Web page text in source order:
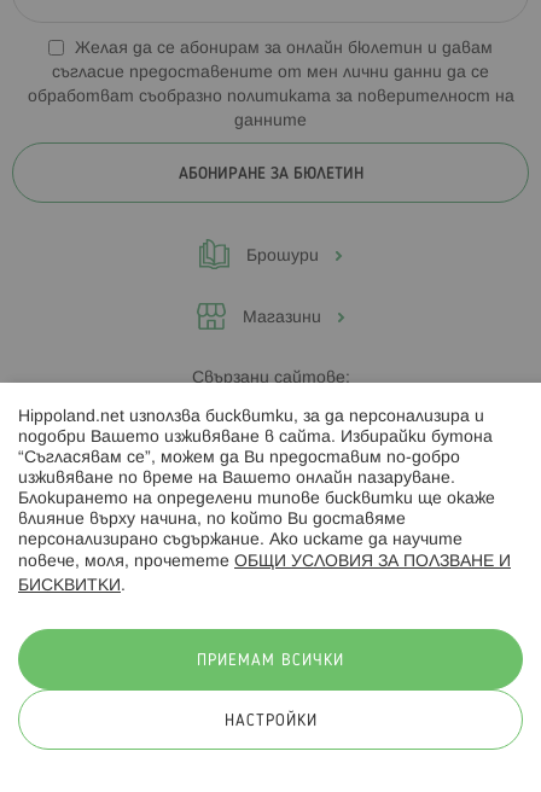
Желая да се абонирам за онлайн бюлетин и давам
съгласие предоставените от мен лични данни да се
обработват съобразно политиката за поверителност на
данните
АБОНИРАНЕ ЗА БЮЛЕТИН
Брошури
Магазини
Свързани сайтове:
Hippoland.ro
Последвайте ни:
© 2026 Hippoland.net. Всички права запазени
Hippoland.net използва бисквитки, за да персонализира и
подобри Вашето изживяване в сайта. Избирайки бутона
“Съгласявам се”, можем да Ви предоставим по-добро
изживяване по време на Вашето онлайн пазаруване.
Блокирането на определени типове бисквитки ще окаже
влияние върху начина, по който Ви доставяме
персонализирано съдържание. Ако искате да научите
повече, моля, прочетете ОБЩИ УСЛОВИЯ ЗА ПОЛЗВАНЕ И
БИСКВИТКИ .
ПРИЕМАМ ВСИЧКИ
НАСТРОЙКИ